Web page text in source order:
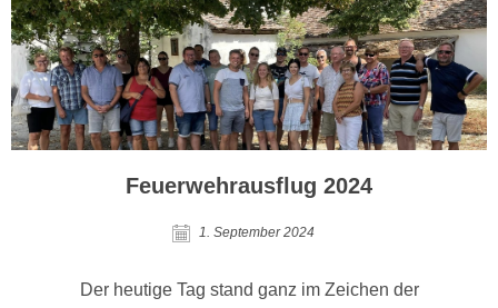
Feuerwehrausflug 2024
1. September 2024
Der heutige Tag stand ganz im Zeichen der